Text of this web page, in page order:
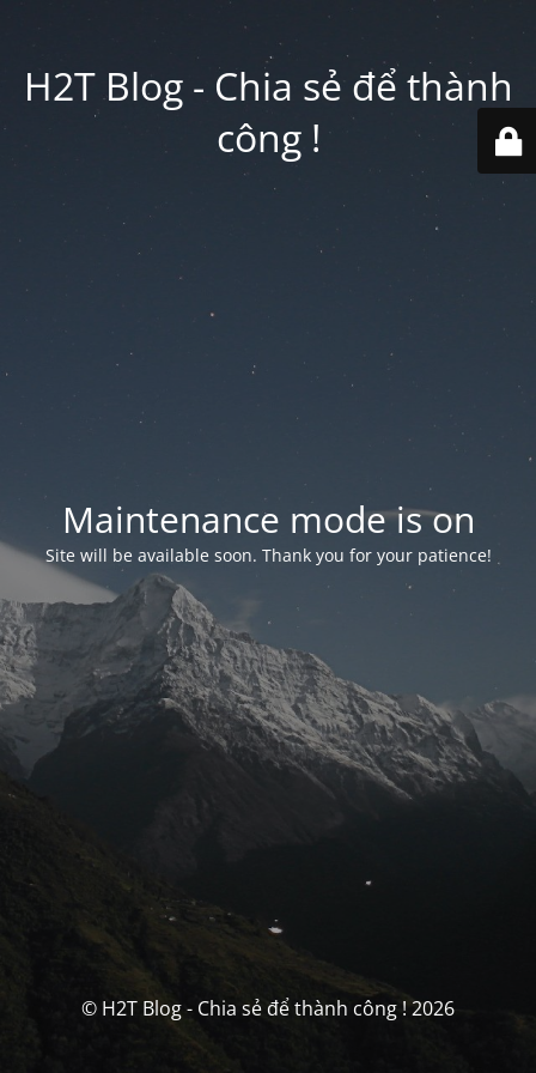
H2T Blog - Chia sẻ để thành
công !
Maintenance mode is on
Site will be available soon. Thank you for your patience!
© H2T Blog - Chia sẻ để thành công ! 2026